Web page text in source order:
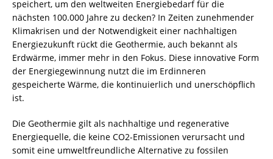
speichert, um den weltweiten Energiebedarf für die
nächsten 100.000 Jahre zu decken? In Zeiten zunehmender
Klimakrisen und der Notwendigkeit einer nachhaltigen
Energiezukunft rückt die Geothermie, auch bekannt als
Erdwärme, immer mehr in den Fokus. Diese innovative Form
der Energiegewinnung nutzt die im Erdinneren
gespeicherte Wärme, die kontinuierlich und unerschöpflich
ist.
Die Geothermie gilt als nachhaltige und regenerative
Energiequelle, die keine CO2-Emissionen verursacht und
somit eine umweltfreundliche Alternative zu fossilen